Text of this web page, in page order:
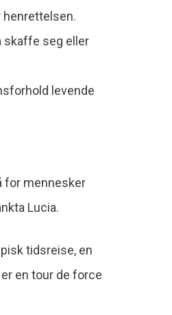
henrettelsen.
skaffe seg eller
levende
for mennesker
Lucia.
tidsreise, en
en tour de force